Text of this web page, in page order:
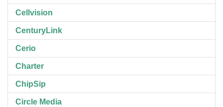
Cellvision
CenturyLink
Cerio
Charter
ChipSip
Circle Media